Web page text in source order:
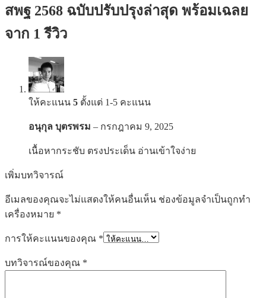
สพฐ 2568 ฉบับปรับปรุงล่าสุด พร้อมเฉลย
จาก 1 รีวิว
ให้คะแนน 5 ตั้งแต่ 1-5 คะแนน
อนุกุล บุตรพรม – กรกฎาคม 9, 2025
เนื้อหากระชับ ตรงประเด็น อ่านเข้าใจง่าย
เพิ่มบทวิจารณ์
อีเมลของคุณจะไม่แสดงให้คนอื่นเห็น ช่องข้อมูลจำเป็นถูกทำ
เครื่องหมาย *
การให้คะแนนของคุณ *
บทวิจารณ์ของคุณ *